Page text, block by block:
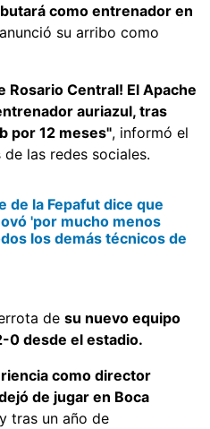
como entrenador en
su arribo como
Rosario Central! El Apache
auriazul, tras
por 12 meses", informó el
las redes sociales.
de la Fepafut dice que
'por mucho menos
los demás técnicos de
de su nuevo equipo
0 desde el estadio.
como director
de jugar en Boca
y tras un año de